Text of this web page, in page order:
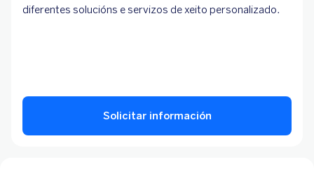
diferentes solucións e servizos de xeito personalizado.
Solicitar información